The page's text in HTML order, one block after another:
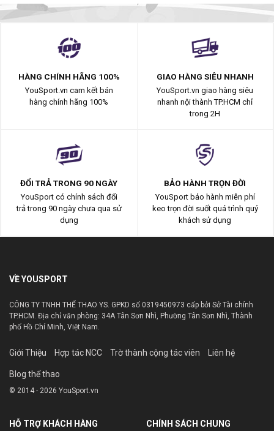
HÀNG CHÍNH HÃNG 100%
YouSport.vn cam kết bán
hàng chính hãng 100%
GIAO HÀNG SIÊU NHANH
YouSport.vn giao hàng siêu
nhanh nội thành TP.HCM chỉ
trong 2H
ĐỔI TRẢ TRONG 90 NGÀY
YouSport có chính sách đổi
trả trong 90 ngày chưa qua sử
dụng
BẢO HÀNH TRỌN ĐỜI
YouSport bảo hành miễn phí
keo trọn đời suốt quá trình quý
khách sử dụng
VỀ YOUSPORT
CÔNG TY TNHH THỂ THAO YS. GPKD số 0319450973 cấp bởi Sở Tài chính
TP.HCM. Địa chỉ văn phòng: 34A Tân Sơn Nhì, Phường Tân Sơn Nhì, Thành
phố Hồ Chí Minh, Việt Nam.
Giới Thiệu Hợp tác NCC Trờ thành cộng tác viên Liên hệ
Blog thể thao
© 2014 - 2026 YouSport.vn
HỖ TRỢ KHÁCH HÀNG CHÍNH SÁCH CHUNG